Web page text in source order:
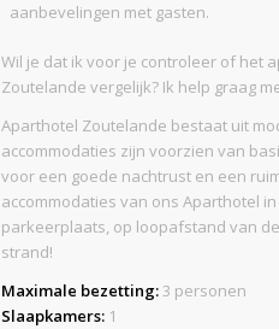
aanbevelingen met gasten.
Wil je dat ik voor je controleer of het
Zoutelande vergelijk? Ik help graag
Aparthotel Zoutelande bestaat uit
accommodaties zijn voorzien van
voor een goede nachtrust en een
accommodaties van ons Aparthotel
parkeerplaats, op loopafstand van
strand!
Maximale bezetting:3 personen
Slaapkamers: 1